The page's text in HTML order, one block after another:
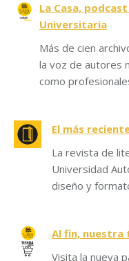
La Casa,
Universitaria
Más de cien
la voz de autores
como
El más
La revista de
Universidad
diseño y
Al fin, nuestra
Visita la nueva